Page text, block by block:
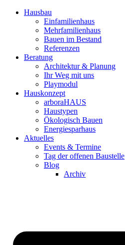
Hausbau
Einfamilienhaus
Mehrfamilienhaus
Bauen im Bestand
Referenzen
Beratung
Architektur & Planung
Ihr Weg mit uns
Playmodul
Hauskonzept
arboraHAUS
Haustypen
Ökologisch Bauen
Energiesparhaus
Aktuelles
Events & Termine
Tag der offenen Baustelle
Blog
Archiv